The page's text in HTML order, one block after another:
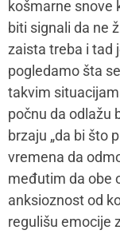
napraviti razliku.
I naravno, uvek
meni sad treba;
ovom trenutku.
mapirate
ideju rešenja.
Mamacom&ja:
pripremiti za
Darija Petrović